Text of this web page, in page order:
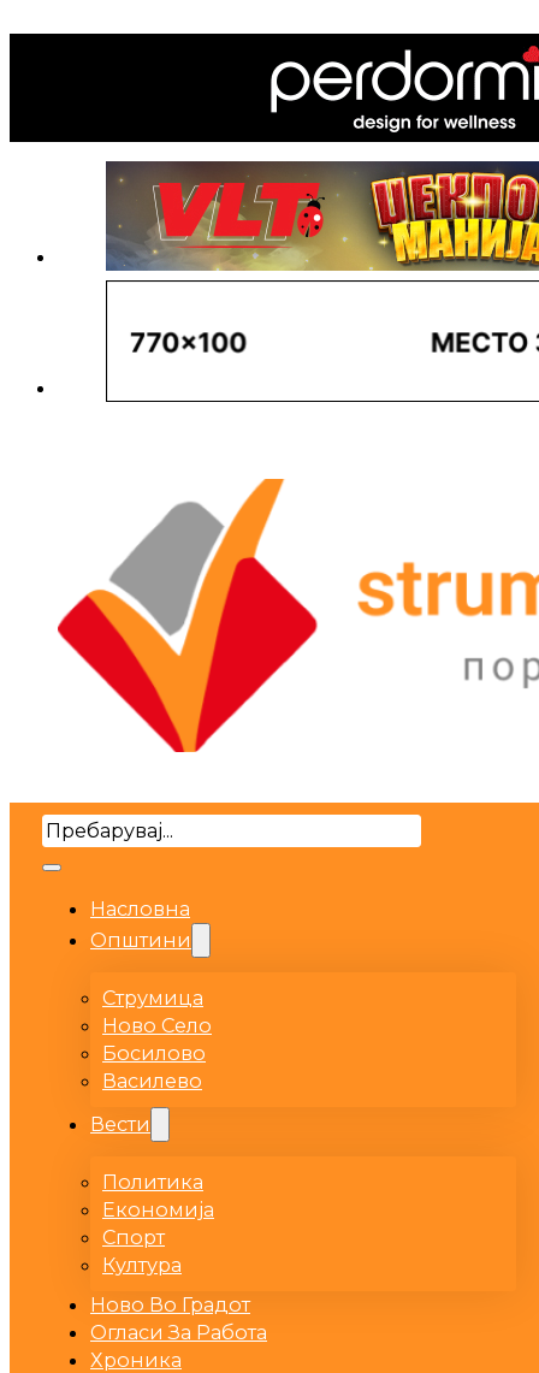
Search
Насловна
Општини
Струмица
Ново Село
Босилово
Василево
Вести
Политика
Економија
Спорт
Култура
Ново Во Градот
Огласи За Работа
Хроника